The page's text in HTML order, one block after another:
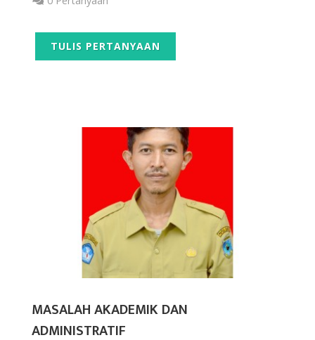
TULIS PERTANYAAN
MASALAH AKADEMIK DAN
ADMINISTRATIF